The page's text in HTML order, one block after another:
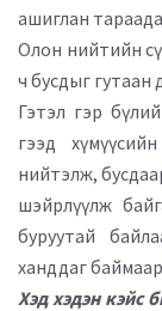
ашиглан
Олон нийтийн
ч бусдыг
Гэтэл гэр
гээд
нийтэлж,
шэйрлүүлж
буруутай
ханддаг
Хэд хэдэн кэйс